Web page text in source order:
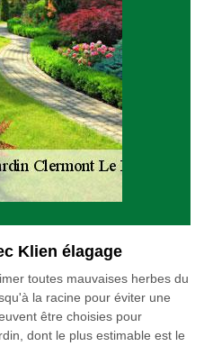
Klien élagage
toutes mauvaises herbes du
la racine pour éviter une
être choisies pour
dont le plus estimable est le